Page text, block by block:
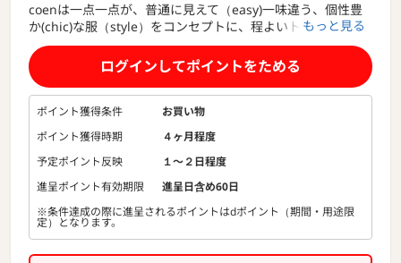
coenは一点一点が、普通に見えて（easy)一味違う、個性豊
か(chic)な服（style）をコンセプトに、程よいトレンドとリ
ラックス感を取り入れた自然体で心地よく着られるカジュア
ルウェアブランドです。
もっと見る
ログインしてポイントをためる
ポイント獲得条件
お買い物
ポイント獲得時期
４ヶ月程度
予定ポイント反映
１〜２日程度
進呈ポイント有効期限
進呈日含め60日
※条件達成の際に進呈されるポイントはdポイント（期間・用途限
定）となります。